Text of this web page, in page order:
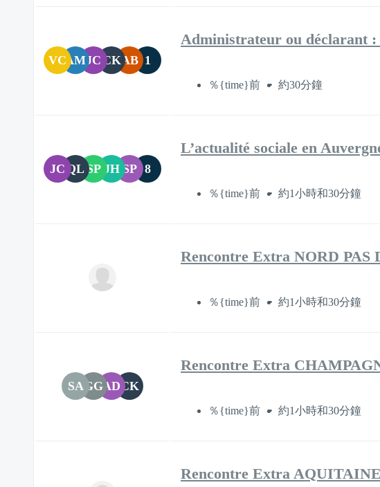
VCAMJC CK AB 1
Administrateur ou déclarant :
％{time}前 約30分鐘
JC QL SP JH SP 8
L’actualité sociale en
％{time}前 約1小時和30分鐘
Rencontre Extra NORD PAS
％{time}前 約1小時和30分鐘
SA GGAD CK
Rencontre Extra
％{time}前 約1小時和30分鐘
Rencontre Extra AQUITAINE